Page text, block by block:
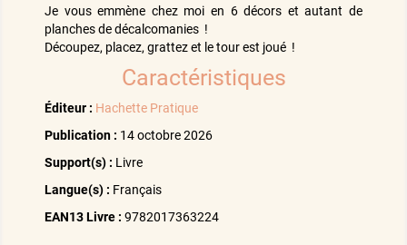
Je vous emmène chez moi en 6 décors et autant de
planches de décalcomanies !
Découpez, placez, grattez et le tour est joué !
Caractéristiques
Éditeur : Hachette Pratique
Publication : 14 octobre 2026
Support(s) : Livre
Langue(s) : Français
EAN13 Livre : 9782017363224